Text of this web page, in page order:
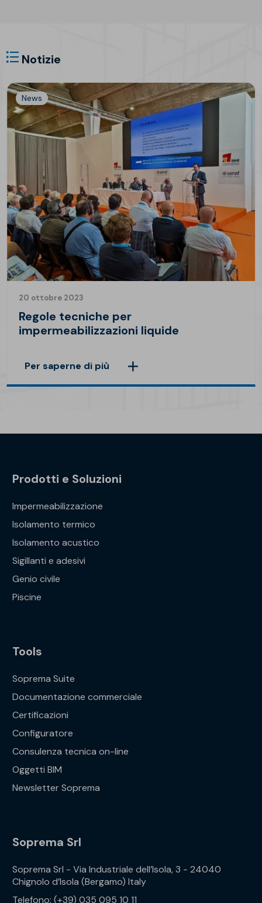
Notizie
News
20 ottobre 2023
Regole tecniche per
impermeabilizzazioni liquide
Per saperne di più
Prodotti e Soluzioni
Impermeabilizzazione
Isolamento termico
Isolamento acustico
Sigillanti e adesivi
Genio civile
Piscine
Tools
Soprema Suite
Documentazione commerciale
Certificazioni
Configuratore
Consulenza tecnica on-line
Oggetti BIM
Newsletter Soprema
Soprema Srl
Soprema Srl - Via Industriale dell’Isola, 3 - 24040
Chignolo d’Isola (Bergamo) Italy
Telefono: (+39) 035 095 10 11